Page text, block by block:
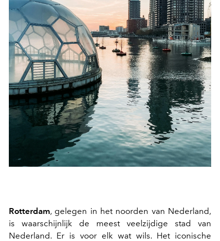
Rotterdam, gelegen in het noorden van Nederland,
is waarschijnlijk de meest veelzijdige stad van
Nederland. Er is voor elk wat wils. Het iconische